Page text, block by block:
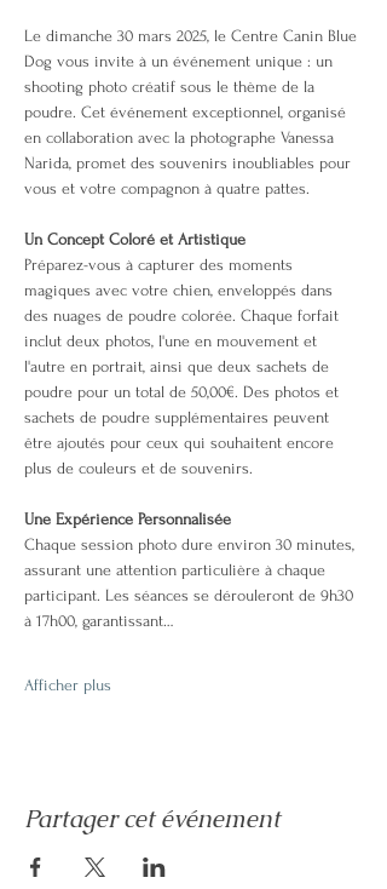
Le dimanche 30 mars 2025, le Centre Canin Blue
Dog vous invite à un événement unique : un
shooting photo créatif sous le thème de la
poudre. Cet événement exceptionnel, organisé
en collaboration avec la photographe Vanessa
Narida, promet des souvenirs inoubliables pour
vous et votre compagnon à quatre pattes.
Un Concept Coloré et Artistique
Préparez-vous à capturer des moments
magiques avec votre chien, enveloppés dans
des nuages de poudre colorée. Chaque forfait
inclut deux photos, l'une en mouvement et
l'autre en portrait, ainsi que deux sachets de
poudre pour un total de 50,00€. Des photos et
sachets de poudre supplémentaires peuvent
être ajoutés pour ceux qui souhaitent encore
plus de couleurs et de souvenirs.
Une Expérience Personnalisée
Chaque session photo dure environ 30 minutes,
assurant une attention particulière à chaque
participant. Les séances se dérouleront de 9h30
à 17h00, garantissant…
Afficher plus
Partager cet événement